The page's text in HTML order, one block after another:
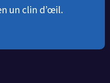
un clin d’œil.